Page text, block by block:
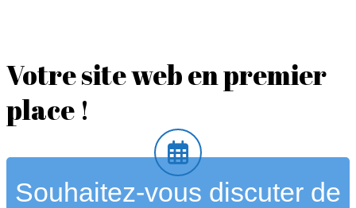
Votre site web en premier
place !
Souhaitez-vous discuter de